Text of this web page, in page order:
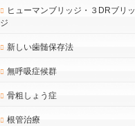
ヒューマンブリッジ・３DRブリッ
ジ
新しい歯髄保存法
無呼吸症候群
骨粗しょう症
根管治療